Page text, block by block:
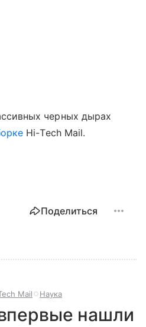
черных дырах
Hi-Tech Mail.
Поделиться
Mail Наука
нашли